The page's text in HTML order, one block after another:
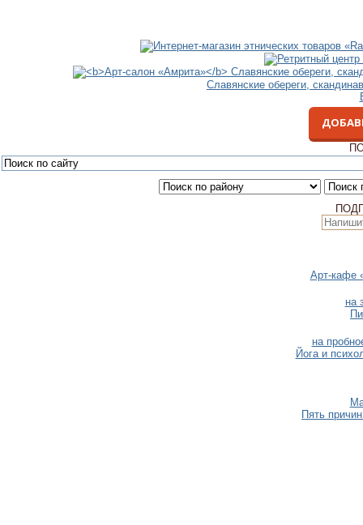
Славянские обереги,
Арт-кафе
на
на
Йога и
Пять